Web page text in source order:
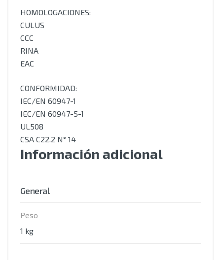
HOMOLOGACIONES:
CULUS
CCC
RINA
EAC
CONFORMIDAD:
IEC/EN 60947-1
IEC/EN 60947-5-1
UL508
CSA C22.2 N° 14
Información adicional
General
Peso
1 kg